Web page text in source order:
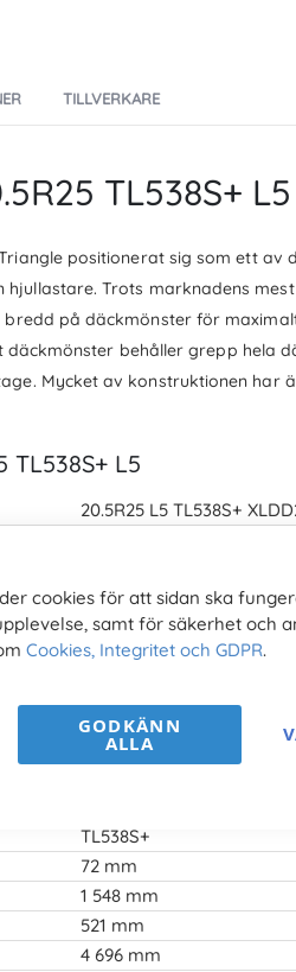
cookies för att sidan ska
samt för säkerhet och
Cookies, Integritet och GDPR.
GODKÄNN
ALLA
TL538S+ L5
positionerat sig som ett
Trots marknadens
på däckmönster för
behåller grepp hela
Mycket av konstruktionen
L5
20.5R25 L5 TL538S+
25 tum
193A2
L5 (L3 = Lastare/Loader)
11 500 kg (193A2)
6,5 bar
TL538S+
72 mm
1 548 mm
521 mm
4 696 mm
TILLVERKARE